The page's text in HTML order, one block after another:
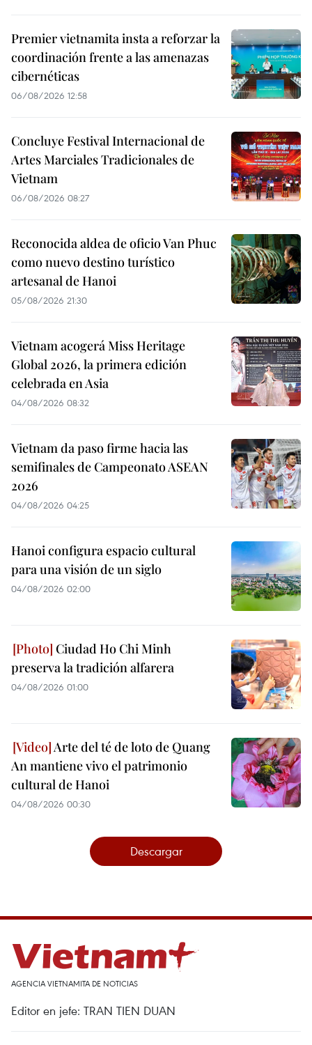
Premier vietnamita insta a reforzar la
coordinación frente a las amenazas
cibernéticas
06/08/2026 12:58
Concluye Festival Internacional de
Artes Marciales Tradicionales de
Vietnam
06/08/2026 08:27
Reconocida aldea de oficio Van Phuc
como nuevo destino turístico
artesanal de Hanoi
05/08/2026 21:30
Vietnam acogerá Miss Heritage
Global 2026, la primera edición
celebrada en Asia
04/08/2026 08:32
Vietnam da paso firme hacia las
semifinales de Campeonato ASEAN
2026
04/08/2026 04:25
Hanoi configura espacio cultural
para una visión de un siglo
04/08/2026 02:00
Ciudad Ho Chi Minh
preserva la tradición alfarera
04/08/2026 01:00
Arte del té de loto de Quang
An mantiene vivo el patrimonio
cultural de Hanoi
04/08/2026 00:30
Descargar
AGENCIA VIETNAMITA DE NOTICIAS
Editor en jefe: TRAN TIEN DUAN